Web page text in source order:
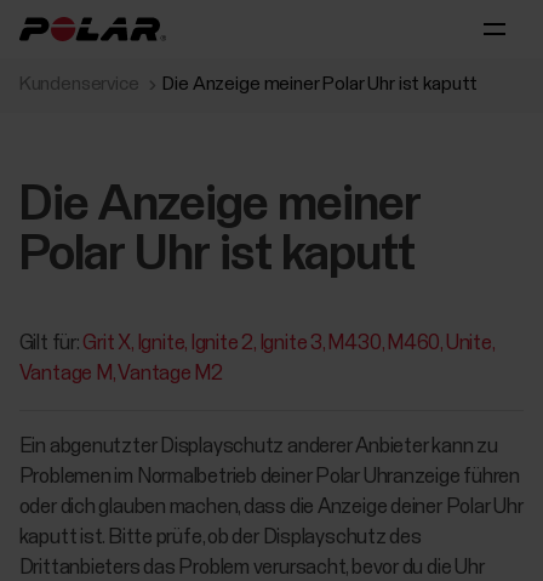
Kundenservice Die Anzeige meiner Polar Uhr ist kaputt
Die Anzeige meiner
Polar Uhr ist kaputt
Gilt für: Grit X Ignite Ignite 2 Ignite 3 M430 M460 Unite
Vantage M Vantage M2
Ein abgenutzter Displayschutz anderer Anbieter kann zu
Problemen im Normalbetrieb deiner Polar Uhranzeige führen
oder dich glauben machen, dass die Anzeige deiner Polar Uhr
kaputt ist. Bitte prüfe, ob der Displayschutz des
Drittanbieters das Problem verursacht, bevor du die Uhr